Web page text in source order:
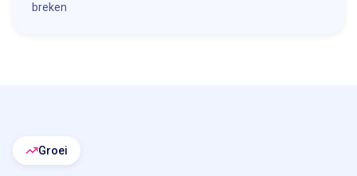
breken
Groei